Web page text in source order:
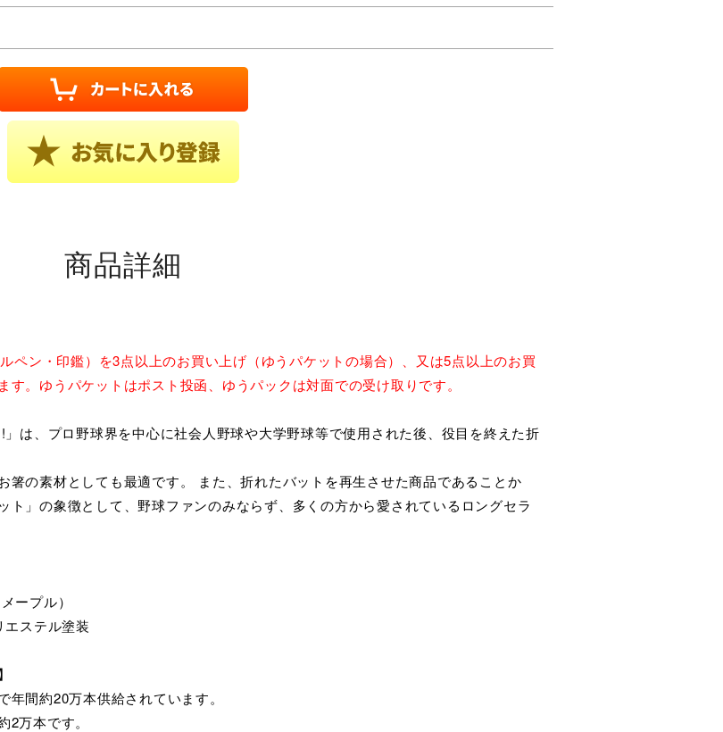
商品詳細
ペン・印鑑）を3点以上のお買い上げ（ゆうパケットの場合）、又は5点以上のお買
。ゆうパケットはポスト投函、ゆうパックは対面での受け取りです。
は、プロ野球界を中心に社会人野球や大学野球等で使用された後、役目を終えた折
箸の素材としても最適です。 また、折れたバットを再生させた商品であることか
ト」の象徴として、野球ファンのみならず、多くの方から愛されているロングセラ
ープル）
ステル塗装
間約20万本供給されています。
万本です。